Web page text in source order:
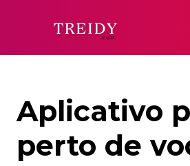
Aplicativo
perto de